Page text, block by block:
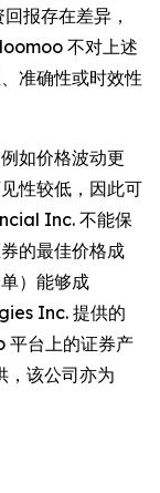
报存在差异，
不对上述
准确性或时效性
如价格波动更
性较低，因此可
Inc. 不能保
的最佳价格成
）能够成
Inc. 提供的
平台上的证券产
该公司亦为